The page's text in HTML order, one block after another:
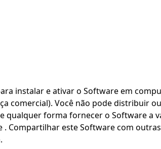
instalar e ativar o Software em
comercial). Você não pode distribuir
qualquer forma fornecer o Software a
Compartilhar este Software com